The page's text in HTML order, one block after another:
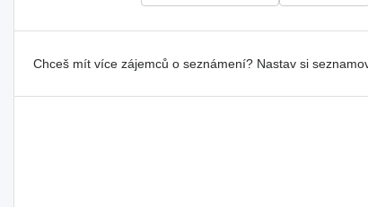
Chceš mít více zájemců o seznámení? Nastav si